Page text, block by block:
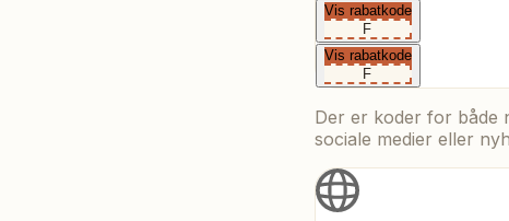
Vis rabatkode
F
Vis rabatkode
F
Der er koder for både
sociale medier eller